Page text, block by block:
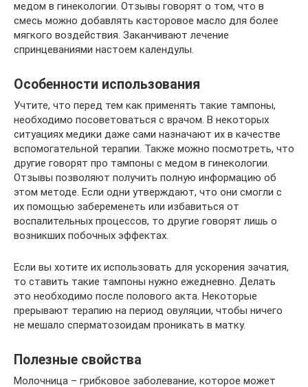
медом в гинекологии. Отзывы говорят о том, что в
смесь можно добавлять касторовое масло для более
мягкого воздействия. Заканчивают лечение
спринцеваниями настоем календулы.
Особенности использования
Учтите, что перед тем как применять такие тампоны,
необходимо посоветоваться с врачом. В некоторых
ситуациях медики даже сами назначают их в качестве
вспомогательной терапии. Также можно посмотреть, что
другие говорят про тампоны с медом в гинекологии.
Отзывы позволяют получить полную информацию об
этом методе. Если одни утверждают, что они смогли с
их помощью забеременеть или избавиться от
воспалительных процессов, то другие говорят лишь о
возникших побочных эффектах.
Если вы хотите их использовать для ускорения зачатия,
то ставить такие тампоны нужно ежедневно. Делать
это необходимо после полового акта. Некоторые
прерывают терапию на период овуляции, чтобы ничего
не мешало сперматозоидам проникать в матку.
Полезные свойства
Молочница – грибковое заболевание, которое может